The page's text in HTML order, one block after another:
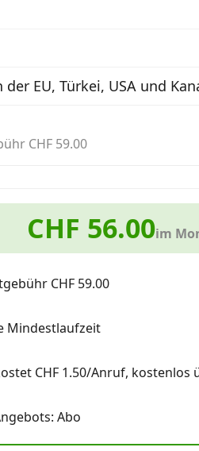
der EU, Türkei, USA und
CHF 59.00
CHF 56.00im
CHF 59.00
Mindestlaufzeit
CHF 1.50/Anruf, kostenlos
Abo